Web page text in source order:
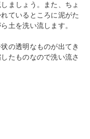
ましょう。また、ちょ
ているところに泥がた
土を洗い流します。
の透明なものが出てき
たものなので洗い流さ